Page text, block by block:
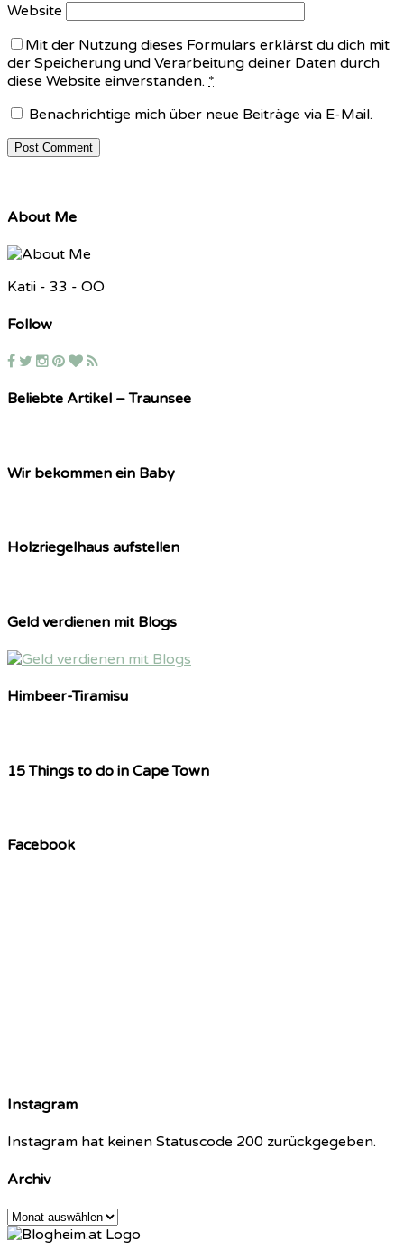
Website
Mit der Nutzung dieses Formulars erklärst du dich mit
der Speicherung und Verarbeitung deiner Daten durch
diese Website einverstanden. *
Benachrichtige mich über neue Beiträge via E-Mail.
About Me
Katii - 33 - OÖ
Follow
Beliebte Artikel – Traunsee
Wir bekommen ein Baby
Holzriegelhaus aufstellen
Geld verdienen mit Blogs
Himbeer-Tiramisu
15 Things to do in Cape Town
Facebook
Instagram
Instagram hat keinen Statuscode 200 zurückgegeben.
Archiv
Archiv